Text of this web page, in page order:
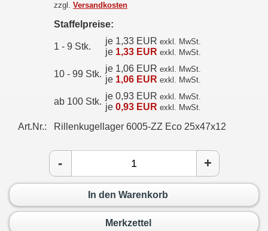
zzgl. Versandkosten
Staffelpreise:
1 - 9 Stk.
je 1,33 EUR exkl. MwSt.
je 1,33 EUR exkl. MwSt.
10 - 99 Stk.
je 1,06 EUR exkl. MwSt.
je 1,06 EUR exkl. MwSt.
ab 100 Stk.
je 0,93 EUR exkl. MwSt.
je 0,93 EUR exkl. MwSt.
Art.Nr.: Rillenkugellager 6005-ZZ Eco 25x47x12
- +
In den Warenkorb
Merkzettel